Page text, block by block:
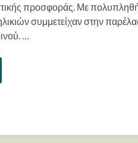
προσφοράς. Με
συμμετείχαν στην
…